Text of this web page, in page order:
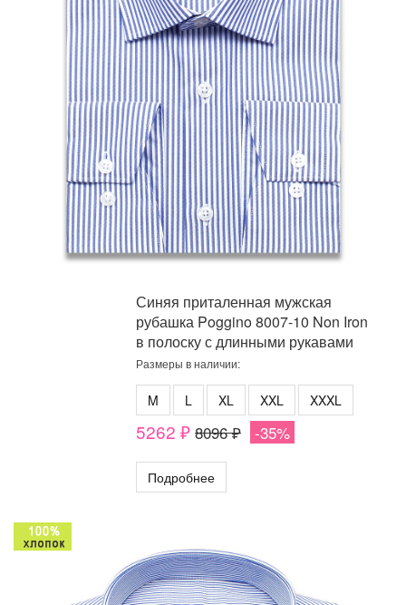
Синяя приталенная мужская
рубашка Poggino 8007-10 Non Iron
в полоску с длинными рукавами
Размеры в наличии:
M L XL XXL XXXL
5262 ₽ 8096 ₽ -35%
Подробнее